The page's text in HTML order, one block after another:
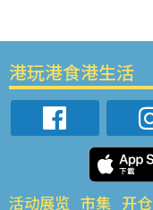
港玩港食港生活
活动展览 市集 开仓